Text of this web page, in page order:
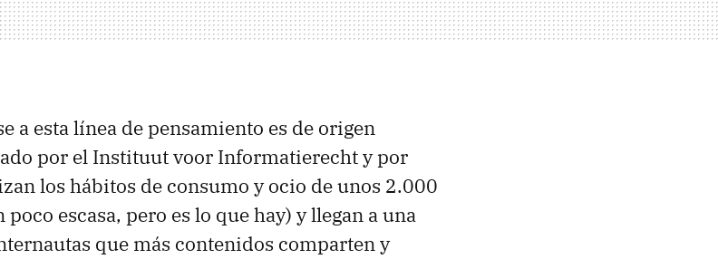
a esta línea de pensamiento es de origen
por el Instituut voor Informatierecht y por
los hábitos de consumo y ocio de unos 2.000
escasa, pero es lo que hay) y llegan a una
que más contenidos comparten y